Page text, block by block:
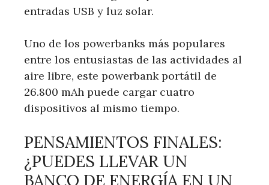
entradas USB y luz solar.
Uno de los powerbanks más populares
entre los entusiastas de las actividades al
aire libre, este powerbank portátil de
26.800 mAh puede cargar cuatro
dispositivos al mismo tiempo.
PENSAMIENTOS FINALES:
¿PUEDES LLEVAR UN
BANCO DE ENERGÍA EN UN